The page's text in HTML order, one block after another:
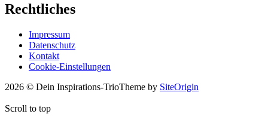
Rechtliches
Impressum
Datenschutz
Kontakt
Cookie-Einstellungen
2026 © Dein Inspirations-TrioTheme by SiteOrigin
Scroll to top